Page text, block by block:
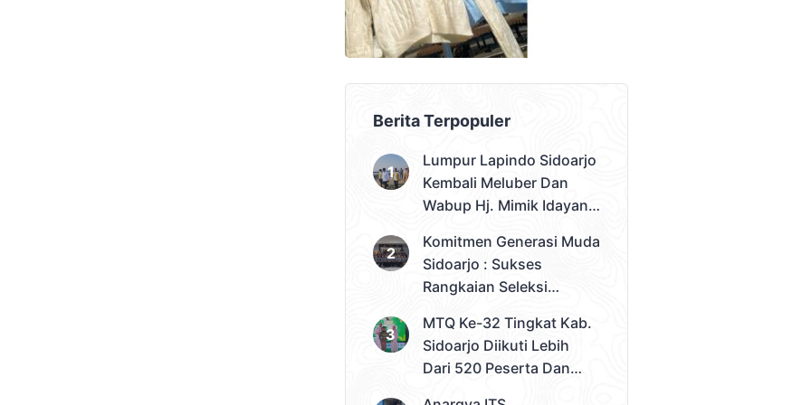
diketahui, humas
Berita Terpopuler
Lumpur Lapindo Sidoarjo
Kembali Meluber Dan
Wabup Hj. Mimik Idayana
Komitmen Generasi Muda
Sidoarjo : Sukses
Rangkaian Seleksi
Pemilihan Duta Muda
Sidoarjo 2026
MTQ Ke-32 Tingkat Kab.
Sidoarjo Diikuti Lebih
Dari 520 Peserta Dan